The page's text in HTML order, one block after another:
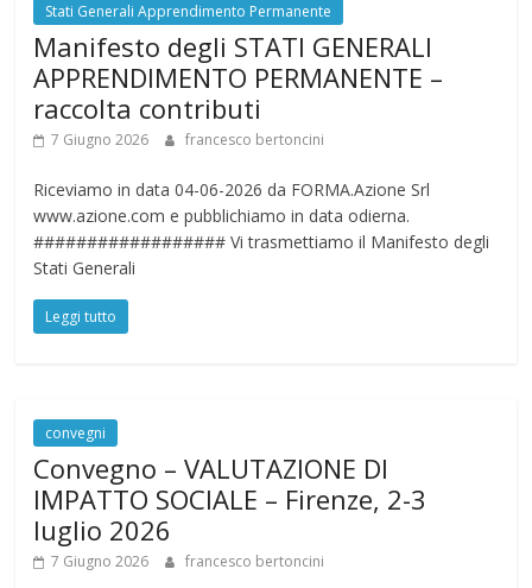
Stati Generali Apprendimento Permanente
Manifesto degli STATI GENERALI
APPRENDIMENTO PERMANENTE –
raccolta contributi
7 Giugno 2026 francesco bertoncini
Riceviamo in data 04-06-2026 da FORMA.Azione Srl
www.azione.com e pubblichiamo in data odierna.
################## Vi trasmettiamo il Manifesto degli
Stati Generali
Leggi tutto
convegni
Convegno – VALUTAZIONE DI
IMPATTO SOCIALE – Firenze, 2-3
luglio 2026
7 Giugno 2026 francesco bertoncini